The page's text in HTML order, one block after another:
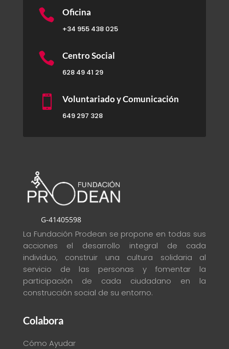
 Oficina
+34 955 438 025
 Centro Social
628 49 41 29
 Voluntariado y Comunicación
649 297 328
G-41405598
La Fundación Prodean se propone en todas sus
acciones el desarrollo integral de cada
individuo, construir una cultura solidaria al
servicio de las personas y fomentar la
participación de cada ciudadano en la
construcción social de su entorno.
Colabora
Cómo Ayudar